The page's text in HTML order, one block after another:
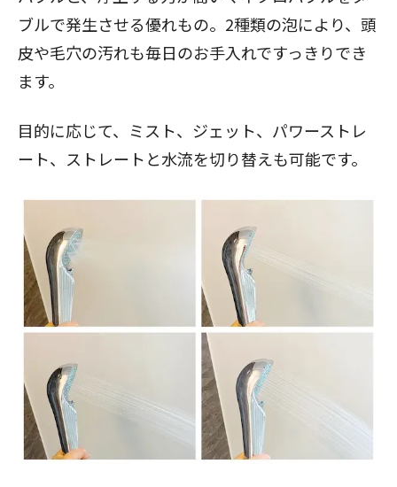
ブルで発生させる優れもの。2種類の泡により、頭
皮や毛穴の汚れも毎日のお手入れですっきりでき
ます。
目的に応じて、ミスト、ジェット、パワーストレ
ート、ストレートと水流を切り替えも可能です。